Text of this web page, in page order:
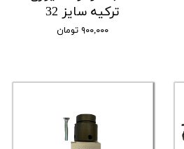
ترکیه سایز 32
۹۰۰,۰۰۰ تومان